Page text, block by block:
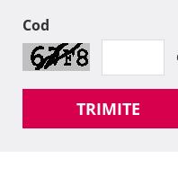
Cod
TRIMITE